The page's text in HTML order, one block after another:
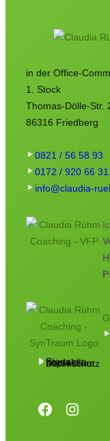
in der Office-
1. Stock
Thomas-Dölle-Str.
86316 Friedberg
0821 / 56 58 93
0172 / 920 66 31
info@claudia-
Startseite
Kontakt
Impressum
Datenschutz
Facebook Instagram